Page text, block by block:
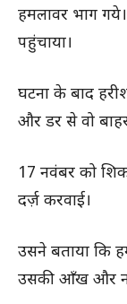
हमलावर भाग
पहुंचाया।
घटना के बाद
और डर से वो
17 नवंबर को
दर्ज़ करवाई।
उसने बताया कि
उसकी आँख और